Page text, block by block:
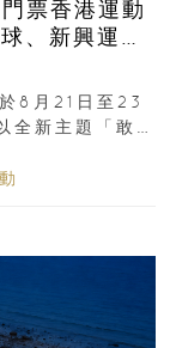
票香港運動
、新興運
8月21日至23
全新主題「敢